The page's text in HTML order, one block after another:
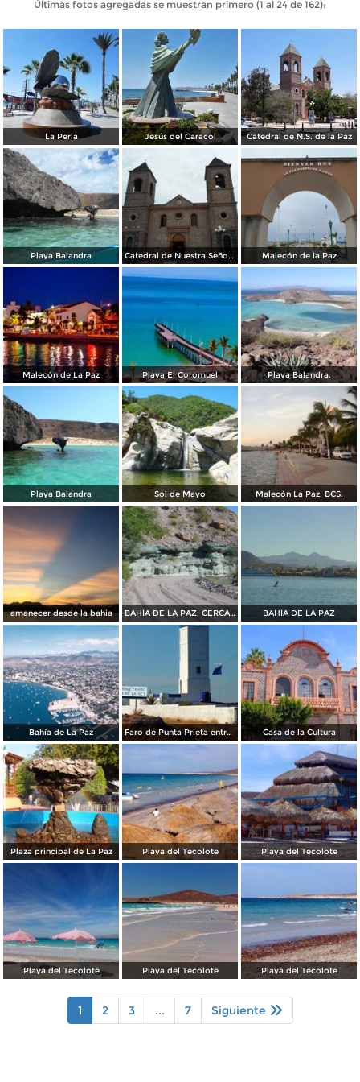
Últimas fotos agregadas se muestran primero (1 al 24 de 162):
La Perla Jesús del Caracol Catedral de N.S. de la Paz
Playa Balandra Catedral de Nuestra Señora de la Paz Malecón de la Paz
Malecón de La Paz Playa El Coromuel Playa Balandra.
Playa Balandra Sol de Mayo Malecón La Paz, BCS.
amanecer desde la bahia BAHÍA DE LA PAZ, CERCA DE SAN JUAN DE LA COSTA BAHÍA DE LA PAZ
Bahía de La Paz Faro de Punta Prieta entre la Paz y Pichilingue Casa de la Cultura
Plaza principal de La Paz Playa del Tecolote Playa del Tecolote
Playa del Tecolote Playa del Tecolote Playa del Tecolote
1 2 3 ... 7 Siguiente